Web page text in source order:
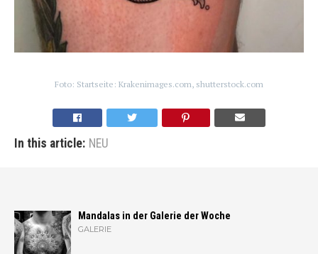
Foto: Startseite: Krakenimages.com, shutterstock.com
In this article: NEU
Mandalas in der Galerie der Woche
GALERIE